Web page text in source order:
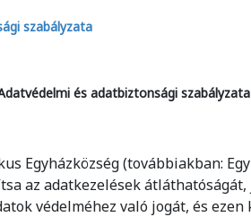
szabályzata
és adatbiztonsági szabályzata
Egyházközség (továbbiakban:
az adatkezelések átláthatóságát,
védelméhez való jogát, és ezen